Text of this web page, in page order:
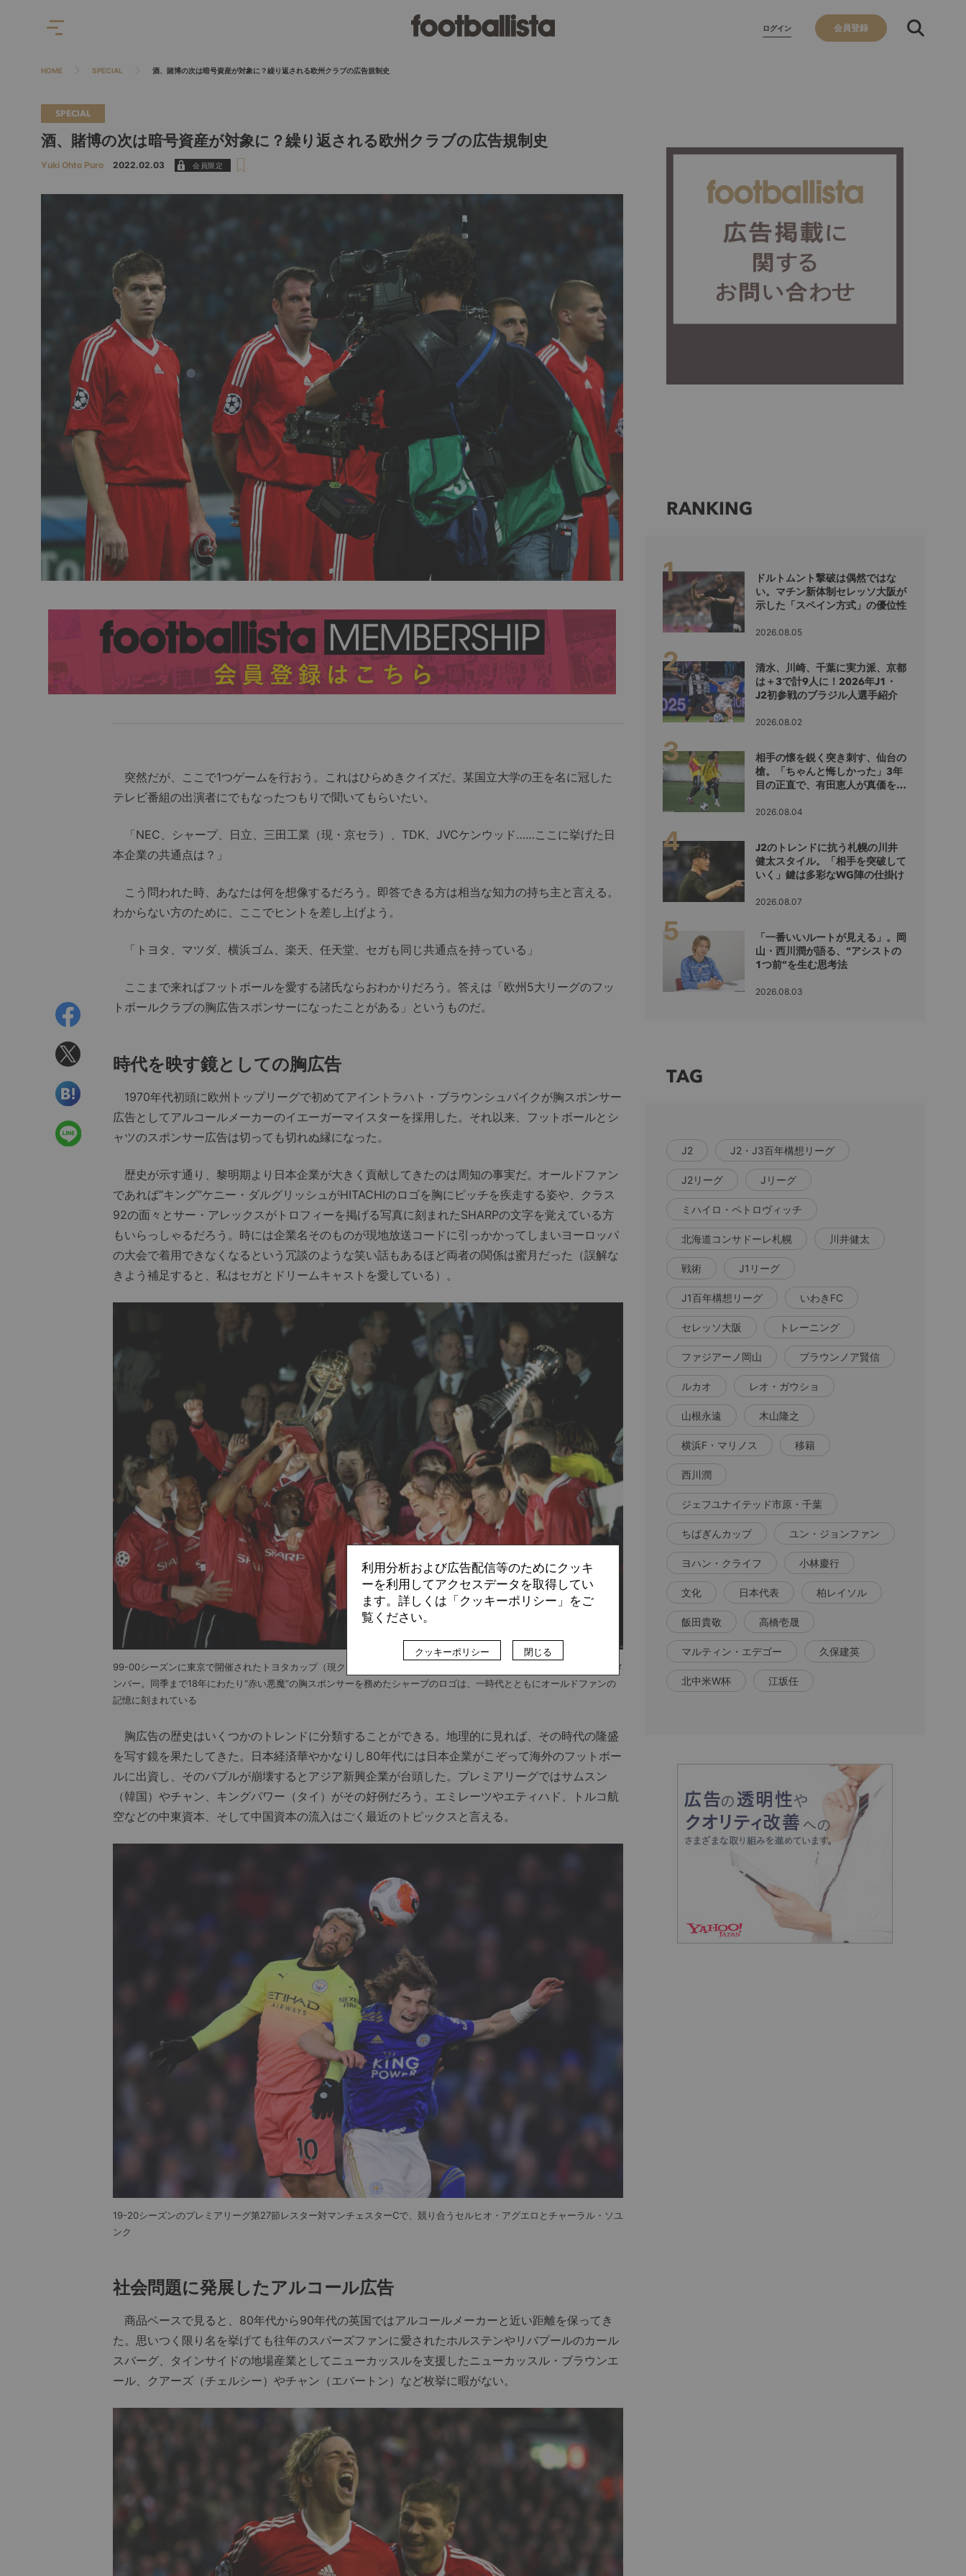
ログイン 会員登録
HOME SPECIAL 酒、賭博の次は暗号資産が対象に？繰り返される欧州クラブの広告規制史
SPECIAL
酒、賭博の次は暗号資産が対象に？繰り返される欧州クラブの広告規制史
Yuki Ohto Puro 2022.02.03
突然だが、ここで1つゲームを行おう。これはひらめきクイズだ。某国立大学の王を名に冠した
テレビ番組の出演者にでもなったつもりで聞いてもらいたい。
「NEC、シャープ、日立、三田工業（現・京セラ）、TDK、JVCケンウッド……ここに挙げた日
本企業の共通点は？」
こう問われた時、あなたは何を想像するだろう。即答できる方は相当な知力の持ち主と言える。
わからない方のために、ここでヒントを差し上げよう。
「トヨタ、マツダ、横浜ゴム、楽天、任天堂、セガも同じ共通点を持っている」
ここまで来ればフットボールを愛する諸氏ならおわかりだろう。答えは「欧州5大リーグのフッ
トボールクラブの胸広告スポンサーになったことがある」というものだ。
時代を映す鏡としての胸広告
1970年代初頭に欧州トップリーグで初めてアイントラハト・ブラウンシュバイクが胸スポンサー
広告としてアルコールメーカーのイエーガーマイスターを採用した。それ以来、フットボールとシ
ャツのスポンサー広告は切っても切れぬ縁になった。
歴史が示す通り、黎明期より日本企業が大きく貢献してきたのは周知の事実だ。オールドファン
であれば“キング”ケニー・ダルグリッシュがHITACHIのロゴを胸にピッチを疾走する姿や、クラス
92の面々とサー・アレックスがトロフィーを掲げる写真に刻まれたSHARPの文字を覚えている方
もいらっしゃるだろう。時には企業名そのものが現地放送コードに引っかかってしまいヨーロッパ
の大会で着用できなくなるという冗談のような笑い話もあるほど両者の関係は蜜月だった（誤解な
きよう補足すると、私はセガとドリームキャストを愛している）。
99-00シーズンに東京で開催されたトヨタカップ（現クラブW杯）を制し、優勝トロフィーを掲げるマンチェスターUのメ
ンバー。同季まで18年にわたり“赤い悪魔”の胸スポンサーを務めたシャープのロゴは、一時代とともにオールドファンの
記憶に刻まれている
胸広告の歴史はいくつかのトレンドに分類することができる。地理的に見れば、その時代の隆盛
を写す鏡を果たしてきた。日本経済華やかなりし80年代には日本企業がこぞって海外のフットボー
ルに出資し、そのバブルが崩壊するとアジア新興企業が台頭した。プレミアリーグではサムスン
（韓国）やチャン、キングパワー（タイ）がその好例だろう。エミレーツやエティハド、トルコ航
空などの中東資本、そして中国資本の流入はごく最近のトピックスと言える。
19-20シーズンのプレミアリーグ第27節レスター対マンチェスターCで、競り合うセルヒオ・アグエロとチャーラル・ソユ
ンク
社会問題に発展したアルコール広告
商品ベースで見ると、80年代から90年代の英国ではアルコールメーカーと近い距離を保ってき
た。思いつく限り名を挙げても往年のスパーズファンに愛されたホルステンやリバプールのカール
スバーグ、タインサイドの地場産業としてニューカッスルを支援したニューカッスル・ブラウンエ
ール、クアーズ（チェルシー）やチャン（エバートン）など枚挙に暇がない。
RANKING
ドルトムント撃破は偶然ではな
い。マチン新体制セレッソ大阪が
示した「スペイン方式」の優位性
2026.08.05
清水、川崎、千葉に実力派、京都
は＋3で計9人に！2026年J1・
J2初参戦のブラジル人選手紹介
2026.08.02
相手の懐を鋭く突き刺す、仙台の
槍。「ちゃんと悔しかった」3年
目の正直で、有田恵人が真価を示
2026.08.04
J2のトレンドに抗う札幌の川井
健太スタイル。「相手を突破して
いく」鍵は多彩なWG陣の仕掛け
2026.08.07
「一番いいルートが見える」。岡
山・西川潤が語る、“アシストの
1つ前”を生む思考法
2026.08.03
TAG
J2 J2・J3百年構想リーグ
J2リーグ Jリーグ
ミハイロ・ペトロヴィッチ
北海道コンサドーレ札幌 川井健太
戦術 J1リーグ
J1百年構想リーグ いわきFC
セレッソ大阪 トレーニング
ファジアーノ岡山 ブラウンノア賢信
ルカオ レオ・ガウショ
山根永遠 木山隆之
横浜F・マリノス 移籍
西川潤
ジェフユナイテッド市原・千葉
ちばぎんカップ ユン・ジョンファン
ヨハン・クライフ 小林慶行
文化 日本代表 柏レイソル
飯田貴敬 高橋壱晟
マルティン・エデゴー 久保建英
北中米W杯 江坂任
利用分析および広告配信等のためにクッキ
ーを利用してアクセスデータを取得してい
ます。詳しくは「クッキーポリシー」をご
覧ください。
クッキーポリシー 閉じる